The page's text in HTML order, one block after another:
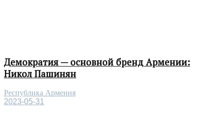
Демократия — основной бренд Армении:
Никол Пашинян
Республика Армения
2023-05-31